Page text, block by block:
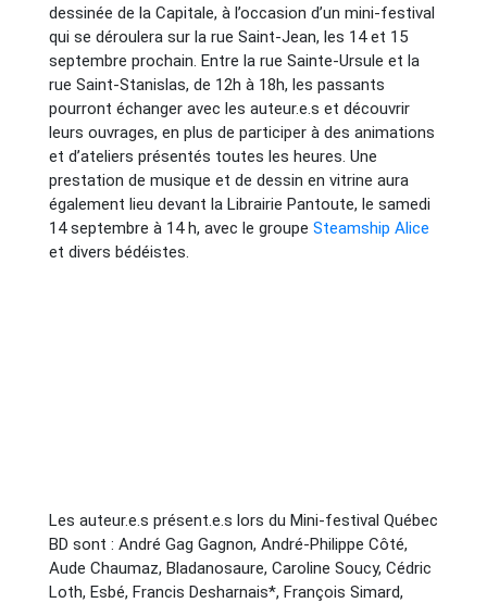
dessinée de la Capitale, à l’occasion d’un mini-festival
qui se déroulera sur la rue Saint-Jean, les 14 et 15
septembre prochain. Entre la rue Sainte-Ursule et la
rue Saint-Stanislas, de 12h à 18h, les passants
pourront échanger avec les auteur.e.s et découvrir
leurs ouvrages, en plus de participer à des animations
et d’ateliers présentés toutes les heures. Une
prestation de musique et de dessin en vitrine aura
également lieu devant la Librairie Pantoute, le samedi
14 septembre à 14 h, avec le groupe Steamship Alice
et divers bédéistes.
Les auteur.e.s présent.e.s lors du Mini-festival Québec
BD sont : André Gag Gagnon, André-Philippe Côté,
Aude Chaumaz, Bladanosaure, Caroline Soucy, Cédric
Loth, Esbé, Francis Desharnais*, François Simard,